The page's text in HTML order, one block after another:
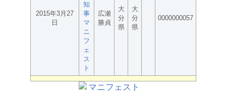
2015年3月27
日
知
事
マ
ニ
フ
ェ
ス
ト
広瀬
勝貞
大
分
県
大
分
県
0000000057